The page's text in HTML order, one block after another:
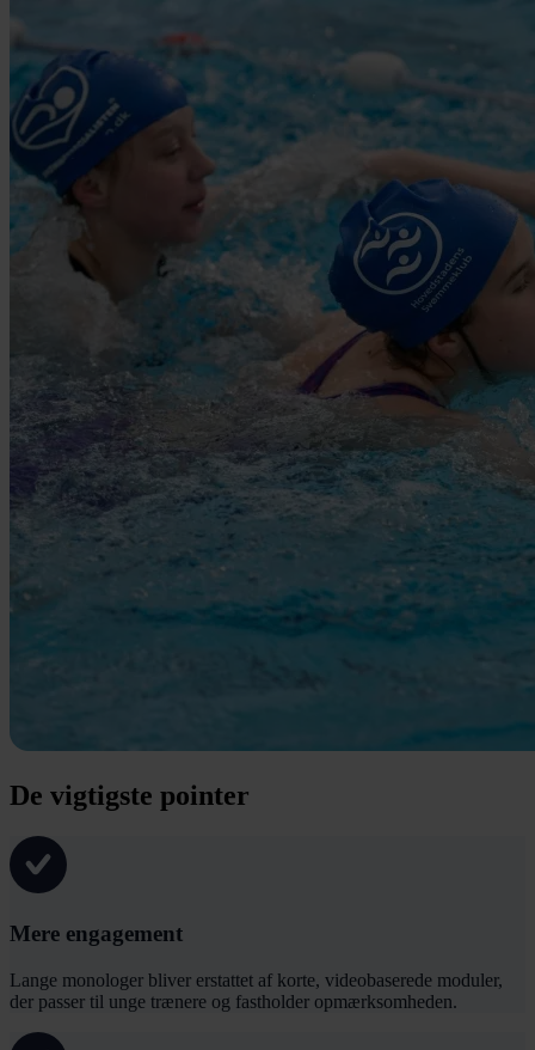
De vigtigste pointer
Mere engagement
Lange monologer bliver erstattet af korte, videobaserede moduler,
der passer til unge trænere og fastholder opmærksomheden.